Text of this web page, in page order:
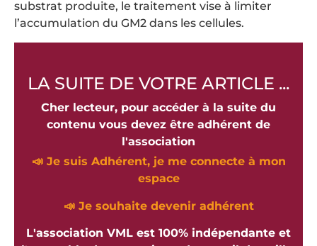
substrat produite, le traitement vise à limiter
l’accumulation du GM2 dans les cellules.
LA SUITE DE VOTRE ARTICLE ...
Cher lecteur, pour accéder à la suite du
contenu vous devez être adhérent de
l'association
📣 Je suis Adhérent, je me connecte à mon
espace
📣 Je souhaite devenir adhérent
L'association VML est 100% indépendante et